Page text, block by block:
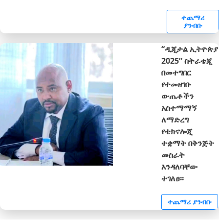
ተጨማሪ
ያንብቡ
“ዲጂታል ኢትዮጵያ
2025” ስትራቴጂ
በመተግበር
የተመዘገቡ
ውጤቶችን
አስተማማኝ
ለማድረግ
የቴክኖሎጂ
ተቋማት በቅንጅት
መስራት
እንዳለባቸው
ተገለፀ፡፡
ተጨማሪ ያንብቡ